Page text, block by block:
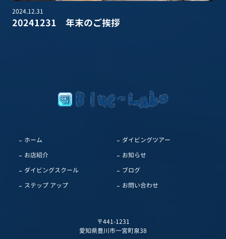
2024.12.31
20241231 年末のご挨拶
ホーム
お店紹介
ダイビングスクール
ステップ アップ
ダイビングツアー
お知らせ
ブログ
お問い合わせ
〒441-1231
愛知県豊川市一宮町泉38